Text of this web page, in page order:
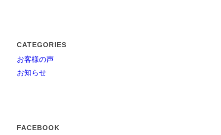
CATEGORIES
お客様の声
お知らせ
FACEBOOK